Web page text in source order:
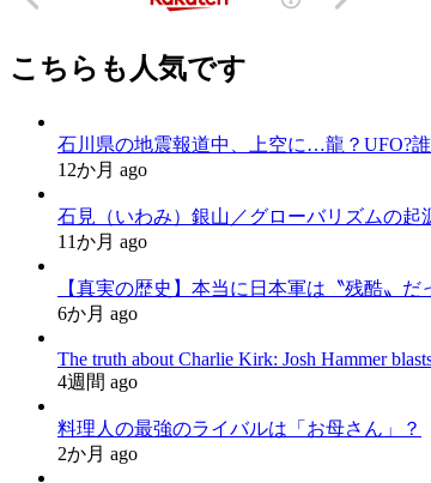
こちらも人気です
石川県の地震報道中、上空に…龍？UFO?
12か月 ago
石見（いわみ）銀山／グローバリズムの起
11か月 ago
【真実の歴史】本当に日本軍は〝残酷〟
6か月 ago
The truth about Charlie Kirk: Josh Hammer
4週間 ago
料理人の最強のライバルは「お母さん」？
2か月 ago